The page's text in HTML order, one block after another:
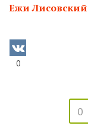
Ежи Лисовский
0
0